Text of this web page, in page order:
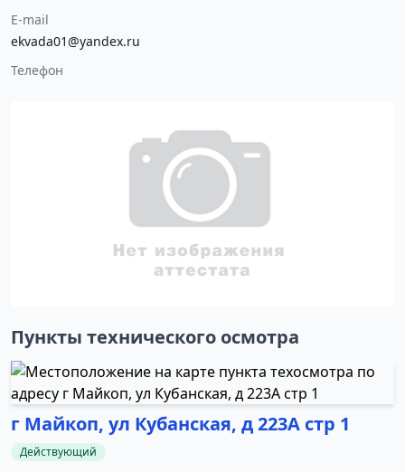
E-mail
ekvada01@yandex.ru
Телефон
Пункты технического осмотра
г Майкоп, ул Кубанская, д 223А стр 1
Действующий